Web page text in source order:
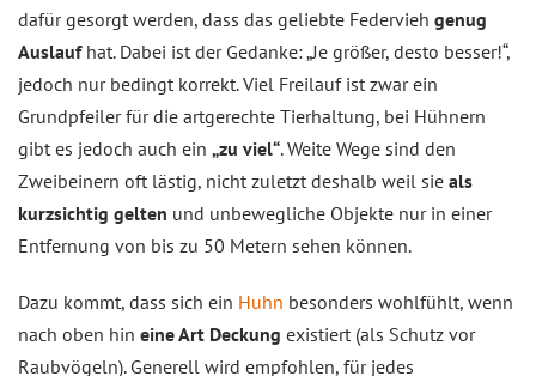
dafür gesorgt werden, dass das geliebte Federvieh genug
Auslaufhat. Dabei ist der Gedanke: „Je größer, desto besser!“,
jedoch nur bedingt korrekt. Viel Freilauf ist zwar ein
Grundpfeiler für die artgerechte Tierhaltung, bei Hühnern
gibt es jedoch auch ein „zu viel“. Weite Wege sind den
Zweibeinern oft lästig, nicht zuletzt deshalb weil sie als
kurzsichtig gelten und unbewegliche Objekte nur in einer
Entfernung von bis zu 50 Metern sehen können.
Dazu kommt, dass sich ein Huhn besonders wohlfühlt, wenn
nach oben hin eine Art Deckung existiert (als Schutz vor
Raubvögeln). Generell wird empfohlen, für jedes